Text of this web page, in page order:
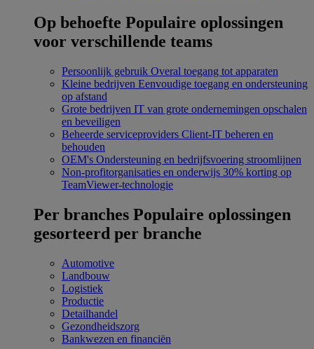
Op behoefte Populaire oplossingen
voor verschillende teams
Persoonlijk gebruik Overal toegang tot apparaten
Kleine bedrijven Eenvoudige toegang en ondersteuning
op afstand
Grote bedrijven IT van grote ondernemingen opschalen
en beveiligen
Beheerde serviceproviders Client-IT beheren en
behouden
OEM's Ondersteuning en bedrijfsvoering stroomlijnen
Non-profitorganisaties en onderwijs 30% korting op
TeamViewer-technologie
Per branches Populaire oplossingen
gesorteerd per branche
Automotive
Landbouw
Logistiek
Productie
Detailhandel
Gezondheidszorg
Bankwezen en financiën